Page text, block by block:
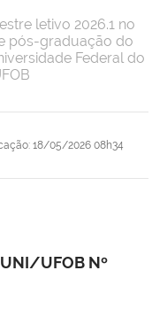
: 18/05/2026 08h34
letivo 2026.1 no
pós-graduação do
Federal do
UFOB Nº